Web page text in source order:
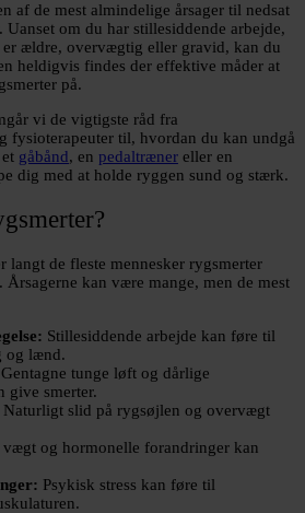
af de mest almindelige årsager til nedsat
om du har stillesiddende arbejde,
ældre, overvægtig eller gravid, kan du
heldigvis findes der effektive måder at
på.
vi de vigtigste råd fra
fysioterapeuter til, hvordan du kan undgå
gåbånd, en pedaltræner eller en
dig med at holde ryggen sund og stærk.
langt de fleste mennesker rygsmerter
Årsagerne kan være mange, men de mest
Stillesiddende arbejde kan føre til
og lænd.
Gentagne tunge løft og dårlige
give smerter.
Naturligt slid på rygsøjlen og overvægt
og hormonelle forandringer kan
Psykisk stress kan føre til